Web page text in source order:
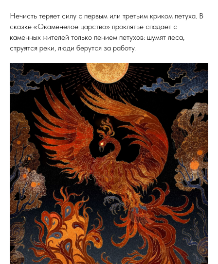
Нечисть теряет силу с первым или третьим криком петуха. В
сказке «Окаменелое царство» проклятье спадает с
каменных жителей только пением петухов: шумят леса,
струятся реки, люди берутся за работу.